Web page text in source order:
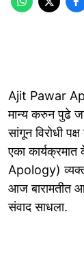
Ajit Pawar
मान्य करुन पुढे
सांगून विराेधी
एका
Apology)
आज बारामतीत
संवाद साधला.